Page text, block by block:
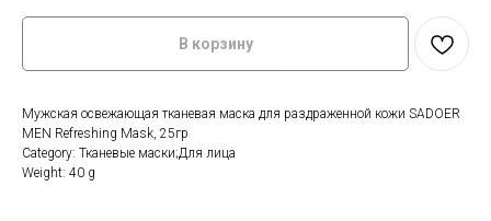
В корзину
Мужская освежающая тканевая маска для раздраженной кожи SADOER
MEN Refreshing Mask, 25гр
Category: Тканевые маски;Для лица
Weight: 40 g